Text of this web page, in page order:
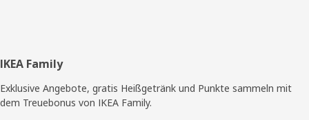
Fußzeile
IKEA Family
Exklusive Angebote, gratis Heißgetränk und Punkte sammeln mit
dem Treuebonus von IKEA Family.